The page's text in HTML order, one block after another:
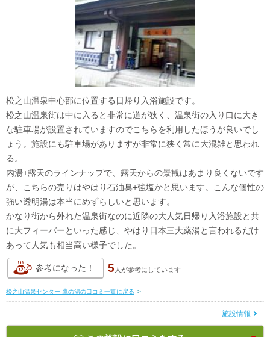
松之山温泉中心部に位置する日帰り入浴施設です。
松之山温泉街は中に入ると非常に道が狭く、温泉街の入り口に大き
な駐車場が設置されていますのでこちらを利用したほうが良いでし
ょう。施設にも駐車場がありますが非常に狭く常に大混雑と思われ
る。
内湯+露天のラインナップで、露天からの景観はあまり良くないです
が、こちらの売りはやはり石油臭+強塩かと思います。こんな個性の
強い透明湯は本当にめずらしいと思います。
かなり街から外れた温泉街なのに近隣の大人気日帰り入浴施設と共
に大フィーバーといった感じ、やはり日本三大薬湯と言われるだけ
あって人気も相当高い様子でした。
参考になった！ 5 人が参考にしています
松之山温泉センター 鷹の湯の口コミ一覧に戻る >
施設情報